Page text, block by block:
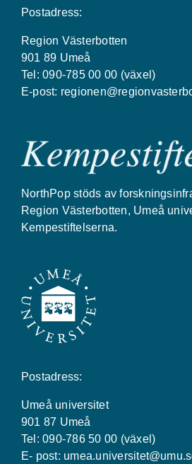
Postadress:
Region Västerbotten
901 89 Umeå
Tel: 090-785 00 00 (växel)
E-post:
NorthPop stöds av
Region Västerbotten, Umeå
Kempestiftelserna.
Postadress:
Umeå universitet
901 87 Umeå
Tel: 090-786 50 00 (växel)
E- post: